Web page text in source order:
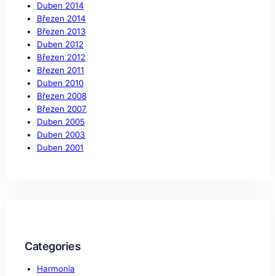
Duben 2014
Březen 2014
Březen 2013
Duben 2012
Březen 2012
Březen 2011
Duben 2010
Březen 2008
Březen 2007
Duben 2005
Duben 2003
Duben 2001
Categories
Harmonia